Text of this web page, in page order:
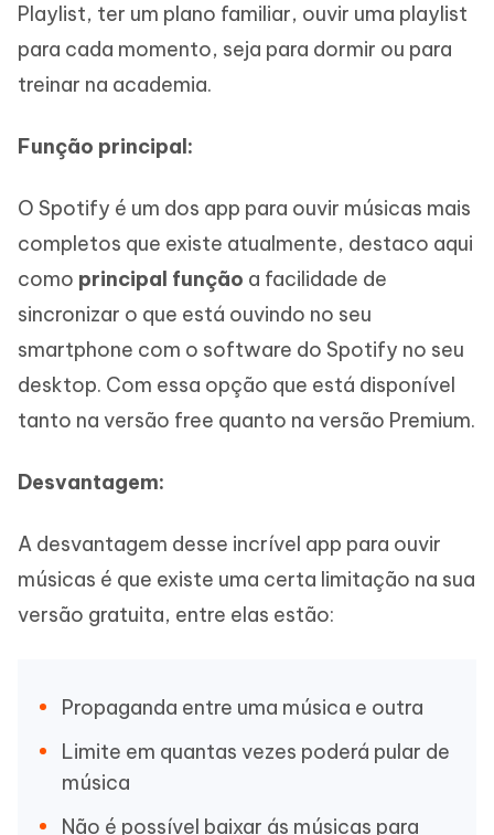
Playlist, ter um plano familiar, ouvir uma playlist
para cada momento, seja para dormir ou para
treinar na academia.
Função principal:
O Spotify é um dos app para ouvir músicas mais
completos que existe atualmente, destaco aqui
como principal função a facilidade de
sincronizar o que está ouvindo no seu
smartphone com o software do Spotify no seu
desktop. Com essa opção que está disponível
tanto na versão free quanto na versão Premium.
Desvantagem:
A desvantagem desse incrível app para ouvir
músicas é que existe uma certa limitação na sua
versão gratuita, entre elas estão:
Propaganda entre uma música e outra
Limite em quantas vezes poderá pular de
música
Não é possível baixar ás músicas para